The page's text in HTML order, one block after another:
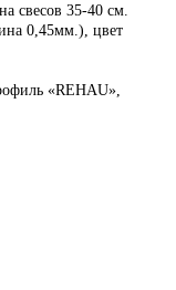
свесов 35-40 см.
0,45мм.), цвет
«REHAU»,